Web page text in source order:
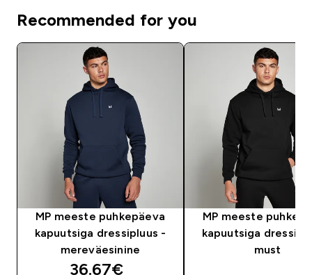
Recommended for you
MP meeste puhkepäeva
kapuutsiga dressipluus -
mereväesinine
discounted price
36.67€‎
MP meeste
kapuutsiga
must